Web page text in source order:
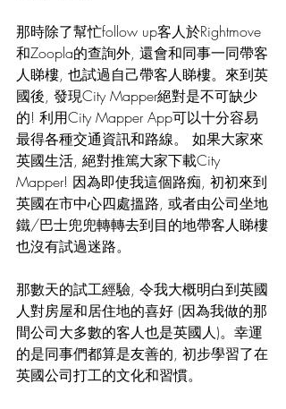
那時除了幫忙follow up客人於Rightmove
和Zoopla的查詢外, 還會和同事一同帶客
人睇樓, 也試過自己帶客人睇樓。來到英
國後, 發現City Mapper絕對是不可缺少
的! 利用City Mapper App可以十分容易
最得各種交通資訊和路線。 如果大家來
英國生活, 絕對推篤大家下載City
Mapper! 因為即使我這個路痴, 初初來到
英國在市中心四處搵路, 或者由公司坐地
鐵/巴士兜兜轉轉去到目的地帶客人睇樓
也沒有試過迷路。
那數天的試工經驗, 令我大概明白到英國
人對房屋和居住地的喜好 (因為我做的那
間公司大多數的客人也是英國人)。幸運
的是同事們都算是友善的, 初步學習了在
英國公司打工的文化和習慣。